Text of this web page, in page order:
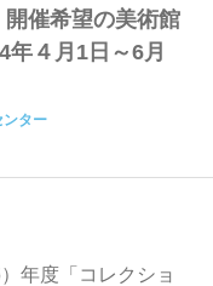
催希望の美術館
年４月1日～6月
ンター
年度「コレクショ